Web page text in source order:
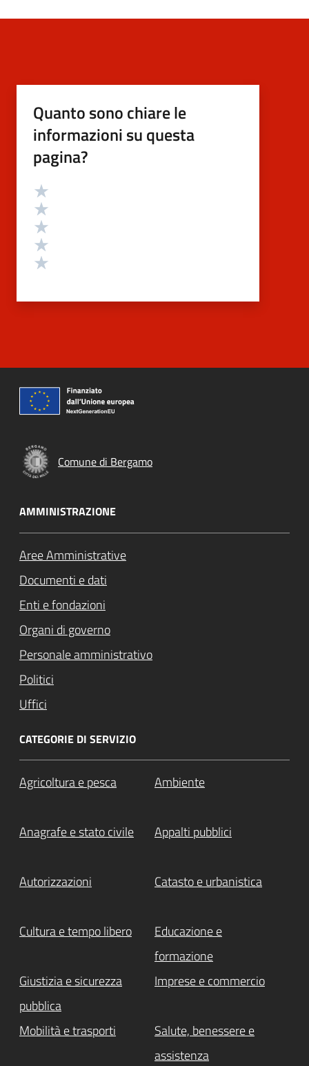
Quanto sono chiare le
informazioni su questa
pagina?
Valutazione
Comune di Bergamo
AMMINISTRAZIONE
Aree Amministrative
Documenti e dati
Enti e fondazioni
Organi di governo
Personale amministrativo
Politici
Uffici
CATEGORIE DI SERVIZIO
Agricoltura e pesca Ambiente
Anagrafe e stato civile Appalti pubblici
Autorizzazioni Catasto e urbanistica
Cultura e tempo libero
Educazione e
formazione
Giustizia e sicurezza
pubblica
Imprese e commercio
Mobilità e trasporti
Salute, benessere e
assistenza